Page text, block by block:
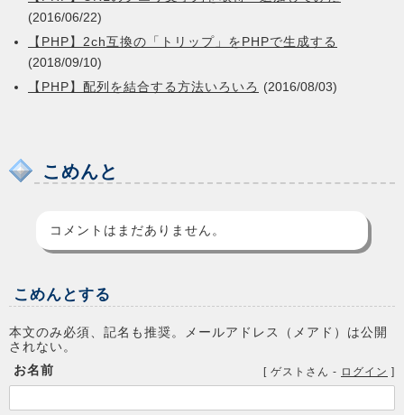
(2016/06/22)
【PHP】2ch互換の「トリップ」をPHPで生成する
(2018/09/10)
【PHP】配列を結合する方法いろいろ (2016/08/03)
こめんと
コメントはまだありません。
こめんとする
本文のみ必須、記名も推奨。メールアドレス（メアド）は公開
されない。
[ ゲストさん - ログイン ]
お名前